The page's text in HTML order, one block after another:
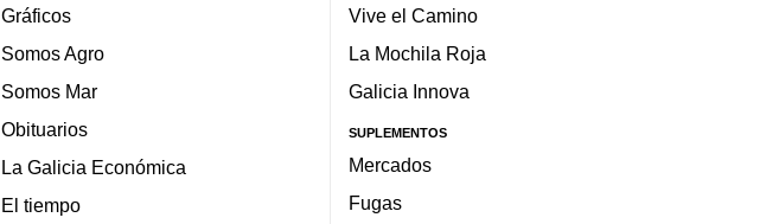
Gráficos
Somos Agro
Somos Mar
Obituarios
La Galicia Económica
El tiempo
Vive el Camino
La Mochila Roja
Galicia Innova
SUPLEMENTOS
Mercados
Fugas